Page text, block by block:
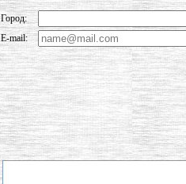
Город:
E-mail: